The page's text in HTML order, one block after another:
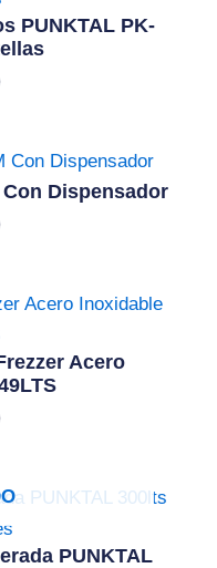
PUNKTAL PK-
Dispensador
Acero
PUNKTAL